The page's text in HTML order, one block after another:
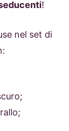
!
nel set di